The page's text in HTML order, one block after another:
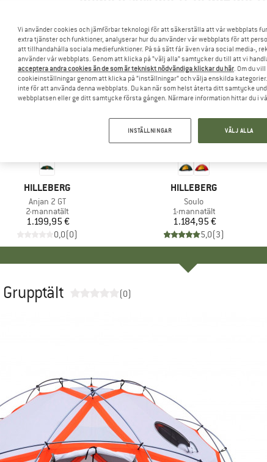
VARUMÄRKE
HILLEBERG
Produkter
Anjan 2 GT
Produktgrupp
2-mannatält
Pris
1.199,95 €
0,0(0)
VARUMÄRKE
HILLEBERG
Produkter
Soulo
Produktgrupp
1-mannatält
Pris
1.184,95 €
5,0(3)
(0)
Vi använder cookies och jämförbar teknologi för att säkerställa att vår webbplats
extra tjänster och funktioner, analyserar hur du använder vår webbplats för att
att tillhandahålla sociala mediefunktioner. På så sätt får även våra social media-,
använder vår webbplats. Genom att klicka på ”välj alla” samtycker du till att vi
acceptera andra cookies än de som är tekniskt nödvändiga klickar du här. Om du
cookieinställningar genom att klicka på ”inställningar” och välja enskilda
inte för att använda denna webbplats. Du kan när som helst återta ditt samtycke
webbplatsen eller ge ditt samtycke första gången. Närmare information hittar du i
INSTÄLLNINGAR VÄLJ ALLA